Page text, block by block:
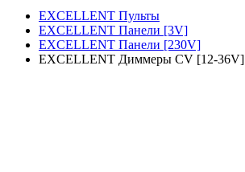
EXCELLENT Пульты
EXCELLENT Панели [3V]
EXCELLENT Панели [230V]
EXCELLENT Диммеры CV [12-36V]